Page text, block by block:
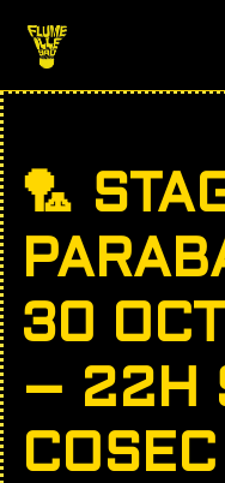
Aller
au
🏸
30
– 22H
COSEC